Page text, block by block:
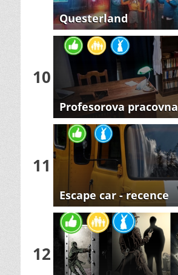
Questerland
10
Profesorova pracovna
11
Escape car - recence
12